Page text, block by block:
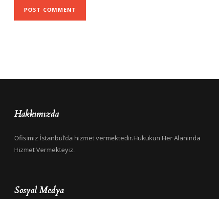
Hakkımızda
Ofisimiz İstanbul’da hizmet vermektedir.Hukukun Her Alanında
Hizmet Vermekteyiz.
Sosyal Medya